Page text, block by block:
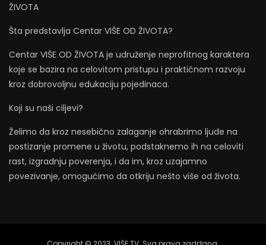
ŽIVOTA
Šta predstavlja Centar VIŠE OD ŽIVOTA?
Centar VIŠE OD ŽIVOTA je udruženje neprofitnog karaktera
koje se bazira na celovitom pristupu i praktičnom razvoju
kroz dobrovoljnu edukaciju pojedinaca.
Koji su naši ciljevi?
Želimo da kroz nesebično zalaganje ohrabrimo ljude na
postizanje promene u životu, podstaknemo ih na celoviti
rast, izgradnju poverenja, i da im, kroz uzajamno
povezivanje, omogućimo da otkriju nešto više od života.